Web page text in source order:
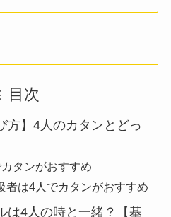
目次
方】4人のカタンとどっ
タンがおすすめ
者は4人でカタンがおすすめ
は4人の時と一緒？【基